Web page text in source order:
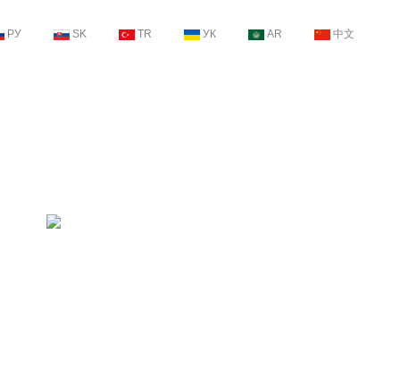
РУ SK TR УК AR 中文